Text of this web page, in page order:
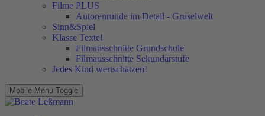
Filme PLUS
Autorenrunde im Detail - Gruselwelt
Sinn&Spiel
Klasse Texte!
Filmausschnitte Grundschule
Filmausschnitte Sekundarstufe
Jedes Kind wertschätzen!
Mobile Menu Toggle